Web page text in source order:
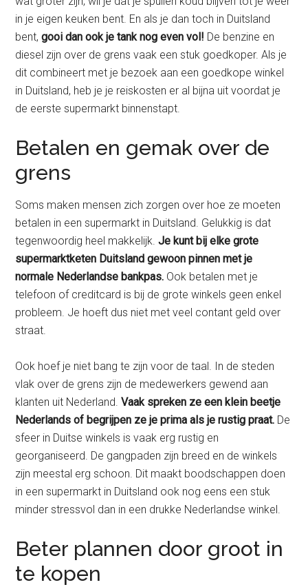
in je eigen keuken bent. En als je dan toch in Duitsland
bent,gooi dan ook je tank nog even vol! De benzine en
diesel zijn over de grens vaak een stuk goedkoper. Als je
dit combineert met je bezoek aan een goedkope winkel
in Duitsland, heb je je reiskosten er al bijna uit voordat je
de eerste supermarkt binnenstapt.
Betalen en gemak over de
grens
Soms maken mensen zich zorgen over hoe ze moeten
betalen in een supermarkt in Duitsland. Gelukkig is dat
tegenwoordig heel makkelijk.Je kunt bij elke grote
supermarktketen Duitsland gewoon pinnen met je
normale Nederlandse bankpas. Ook betalen met je
telefoon of creditcard is bij de grote winkels geen enkel
probleem. Je hoeft dus niet met veel contant geld over
straat.
Ook hoef je niet bang te zijn voor de taal. In de steden
vlak over de grens zijn de medewerkers gewend aan
klanten uit Nederland.Vaak spreken ze een klein beetje
Nederlands of begrijpen ze je prima als je rustig praat. De
sfeer in Duitse winkels is vaak erg rustig en
georganiseerd. De gangpaden zijn breed en de winkels
zijn meestal erg schoon. Dit maakt boodschappen doen
in een supermarkt in Duitsland ook nog eens een stuk
minder stressvol dan in een drukke Nederlandse winkel.
Beter plannen door groot in
te kopen